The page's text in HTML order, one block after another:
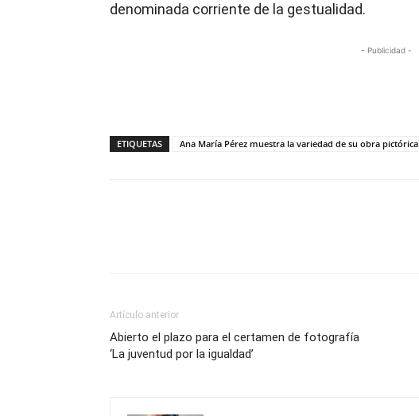
denominada corriente de la gestualidad.
- Publicidad -
ETIQUETAS Ana María Pérez muestra la variedad de su obra pictórica
Artículo anterior
Abierto el plazo para el certamen de fotografía
‘La juventud por la igualdad’